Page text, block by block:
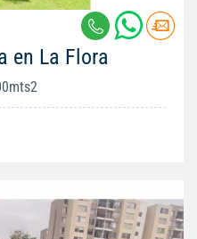
en La Flora